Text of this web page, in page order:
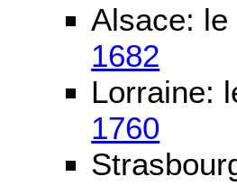
Alsace:
1682
Lorraine:
1760